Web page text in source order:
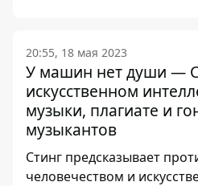
20:55, 18 мая 2023
У машин нет души —
искусственном
музыки, плагиате и
музыкантов
Стинг предсказывает
человечеством и